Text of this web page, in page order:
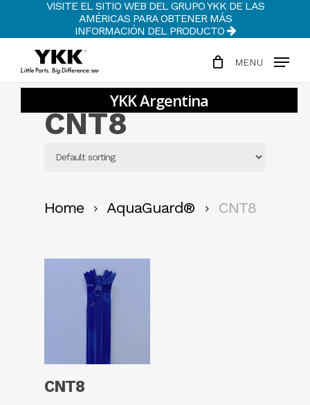
content
MENU
VISITE EL SITIO WEB DEL GRUPO YKK DE LAS
AMÉRICAS PARA OBTENER MÁS
INFORMACIÓN DEL PRODUCTO
CNT8
Home AquaGuard® CNT8
Read More
CNT8